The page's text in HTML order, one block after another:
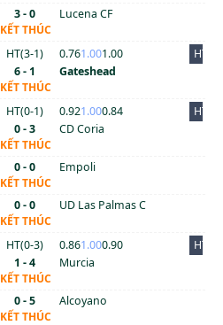
3 - 0 Lucena CF
KẾT THÚC
HT(3-1) 0.761.001.00
HT
6 - 1 Gateshead
KẾT THÚC
HT(0-1) 0.921.000.84
HT
0 - 3 CD Coria
KẾT THÚC
0 - 0 Empoli
KẾT THÚC
0 - 0 UD Las Palmas C
KẾT THÚC
HT(0-3) 0.861.000.90
HT
1 - 4 Murcia
KẾT THÚC
0 - 5 Alcoyano
KẾT THÚC